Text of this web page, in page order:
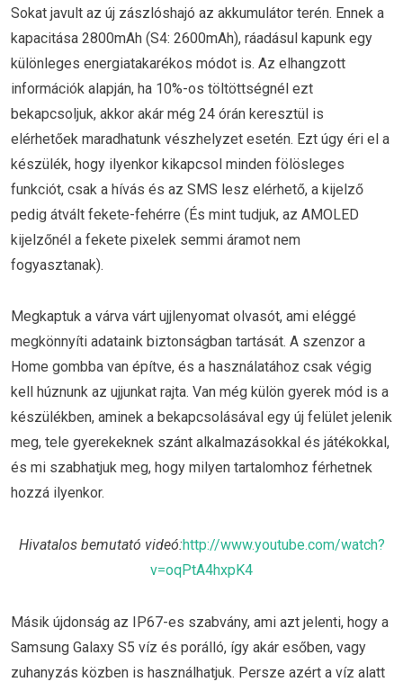
Sokat javult az új zászlóshajó az akkumulátor terén. Ennek a
kapacitása 2800mAh (S4: 2600mAh), ráadásul kapunk egy
különleges energiatakarékos módot is. Az elhangzott
információk alapján, ha 10%-os töltöttségnél ezt
bekapcsoljuk, akkor akár még 24 órán keresztül is
elérhetőek maradhatunk vészhelyzet esetén. Ezt úgy éri el a
készülék, hogy ilyenkor kikapcsol minden fölösleges
funkciót, csak a hívás és az SMS lesz elérhető, a kijelző
pedig átvált fekete-fehérre (És mint tudjuk, az AMOLED
kijelzőnél a fekete pixelek semmi áramot nem
fogyasztanak).
Megkaptuk a várva várt ujjlenyomat olvasót, ami eléggé
megkönnyíti adataink biztonságban tartását. A szenzor a
Home gombba van építve, és a használatához csak végig
kell húznunk az ujjunkat rajta. Van még külön gyerek mód is a
készülékben, aminek a bekapcsolásával egy új felület jelenik
meg, tele gyerekeknek szánt alkalmazásokkal és játékokkal,
és mi szabhatjuk meg, hogy milyen tartalomhoz férhetnek
hozzá ilyenkor.
Hivatalos bemutató videó:http://www.youtube.com/watch?
v=oqPtA4hxpK4
Másik újdonság az IP67-es szabvány, ami azt jelenti, hogy a
Samsung Galaxy S5 víz és porálló, így akár esőben, vagy
zuhanyzás közben is használhatjuk. Persze azért a víz alatt